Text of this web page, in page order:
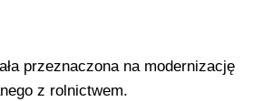
przeznaczona na modernizację
z rolnictwem.